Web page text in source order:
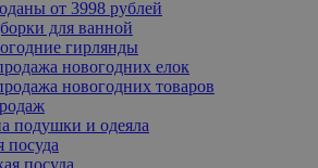
от 3998 рублей
для ванной
гирлянды
новогодних елок
новогодних товаров
подушки и одеяла
посуда
посуда